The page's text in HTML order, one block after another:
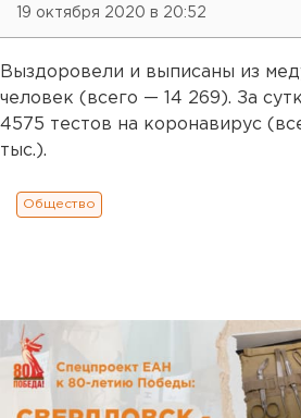
19 октября 2020 в 20:52
Выздоровели и выписаны из
человек (всего — 14 269). За
4575 тестов на коронавирус
тыс.).
Общество